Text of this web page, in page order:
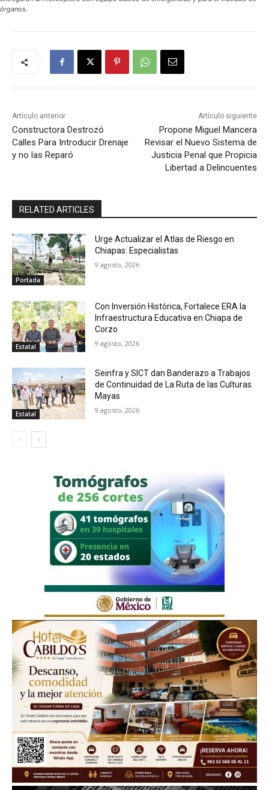
órganos.
Artículo anterior
Constructora Destrozó
Calles Para Introducir Drenaje
y no las Reparó
Artículo siguiente
Propone Miguel Mancera
Revisar el Nuevo Sistema de
Justicia Penal que Propicia
Libertad a Delincuentes
RELATED ARTICLES
Portada
Urge Actualizar el Atlas de Riesgo en
Chiapas: Especialistas
9 agosto, 2026
Estatal
Con Inversión Histórica, Fortalece ERA la
Infraestructura Educativa en Chiapa de
Corzo
9 agosto, 2026
Estatal
Seinfra y SICT dan Banderazo a Trabajos
de Continuidad de La Ruta de las Culturas
Mayas
9 agosto, 2026